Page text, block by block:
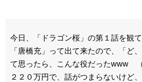
今日、「ドラゴン桜」の第１話を観
「唐橋充」って出て来たので、「ど
て思ったら、こんな役だったwww
２２０万円で、話がつまらないけど